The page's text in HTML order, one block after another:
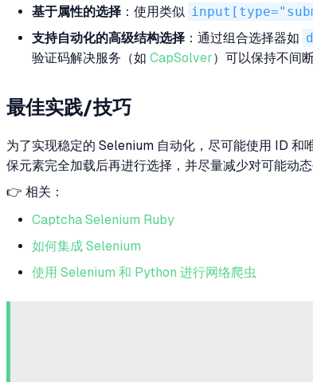
基于属性的选择 ：使用类似
支持自动化的高级结构选择 ：通过组合选择器如
验证码解决服务（如 CapSolver）可以保持不间
最佳实践/技巧
为了实现稳定的 Selenium 自动化，尽可能使用 ID
保元素完全加载后再进行选择，并尽量减少对可能动态
👉 相关：
Captcha Selenium Ruby
如何集成 Selenium
使用 Selenium 和 Python 进行网络爬虫